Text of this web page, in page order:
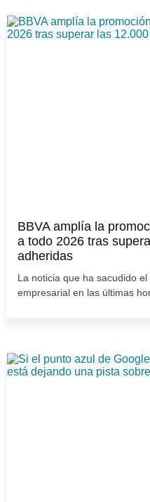
BBVA amplía la
a todo 2026 tras
adheridas
La noticia que ha sacudido
empresarial en las últimas